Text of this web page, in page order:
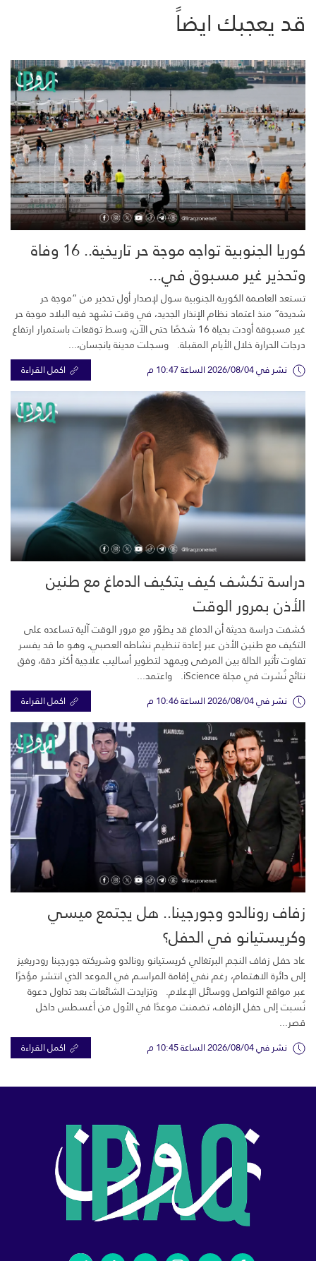
قد يعجبك ايضاً
كوريا الجنوبية تواجه موجة حر تاريخية.. 16 وفاة
وتحذير غير مسبوق في...
تستعد العاصمة الكورية الجنوبية سول لإصدار أول تحذير من “موجة حر
شديدة” منذ اعتماد نظام الإنذار الجديد، في وقت تشهد فيه البلاد موجة حر
غير مسبوقة أودت بحياة 16 شخصًا حتى الآن، وسط توقعات باستمرار ارتفاع
درجات الحرارة خلال الأيام المقبلة. وسجلت مدينة يانجسان،...
نشر في 2026/08/04 الساعة 10:47 م اكمل القراءة
دراسة تكشف كيف يتكيف الدماغ مع طنين
الأذن بمرور الوقت
كشفت دراسة حديثة أن الدماغ قد يطوّر مع مرور الوقت آلية تساعده على
التكيف مع طنين الأذن عبر إعادة تنظيم نشاطه العصبي، وهو ما قد يفسر
تفاوت تأثير الحالة بين المرضى ويمهد لتطوير أساليب علاجية أكثر دقة، وفق
نتائج نُشرت في مجلة iScience. واعتمد...
نشر في 2026/08/04 الساعة 10:46 م اكمل القراءة
زفاف رونالدو وجورجينا.. هل يجتمع ميسي
وكريستيانو في الحفل؟
عاد حفل زفاف النجم البرتغالي كريستيانو رونالدو وشريكته جورجينا رودريغيز
إلى دائرة الاهتمام، رغم نفي إقامة المراسم في الموعد الذي انتشر مؤخرًا
عبر مواقع التواصل ووسائل الإعلام. وتزايدت الشائعات بعد تداول دعوة
نُسبت إلى حفل الزفاف، تضمنت موعدًا في الأول من أغسطس داخل
قصر...
نشر في 2026/08/04 الساعة 10:45 م اكمل القراءة